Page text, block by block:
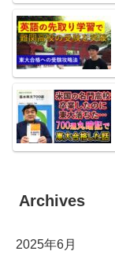
Archives
2025年6月